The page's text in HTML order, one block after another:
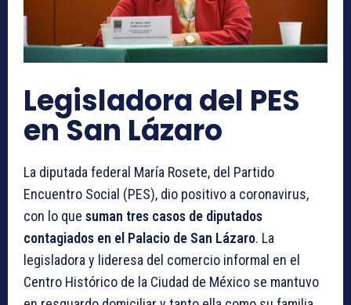
​Legisladora del PES
en San Lázaro
La diputada federal María Rosete, del Partido
Encuentro Social (PES), dio positivo a coronavirus,
con lo que suman tres casos de diputados
contagiados en el Palacio de San Lázaro. La
legisladora y lideresa del comercio informal en el
Centro Histórico de la Ciudad de México se mantuvo